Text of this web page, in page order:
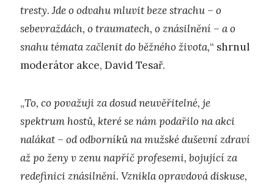
tresty. Jde o odvahu mluvit beze strachu – o
sebevraždách, o traumatech, o znásilnění – a o
snahu témata začlenit do běžného života,“ shrnul
moderátor akce, David Tesař.
„To, co považuji za dosud neuvěřitelné, je
spektrum hostů, které se nám podařilo na akci
nalákat – od odborníků na mužské duševní zdraví
až po ženy v zenu napříč profesemi, bojující za
redefinici znásilnění. Vznikla opravdová diskuse,